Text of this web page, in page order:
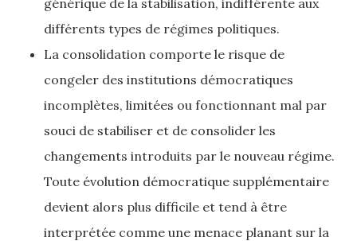
générique de la stabilisation, indifférente aux
différents types de régimes politiques.
La consolidation comporte le risque de
congeler des institutions démocratiques
incomplètes, limitées ou fonctionnant mal par
souci de stabiliser et de consolider les
changements introduits par le nouveau régime.
Toute évolution démocratique supplémentaire
devient alors plus difficile et tend à être
interprétée comme une menace planant sur la